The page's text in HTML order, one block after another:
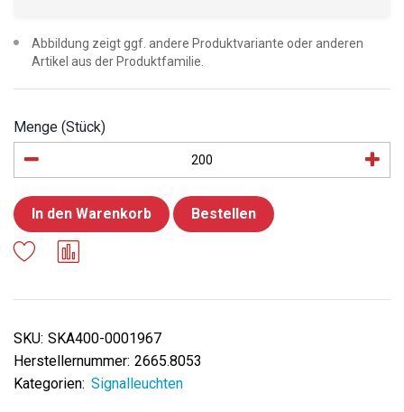
Abbildung zeigt ggf. andere Produktvariante oder anderen
Artikel aus der Produktfamilie.
Menge (Stück)
In den Warenkorb Bestellen
SKU: SKA400-0001967
Herstellernummer: 2665.8053
Kategorien: Signalleuchten